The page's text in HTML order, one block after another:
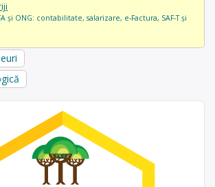
și ONG: contabilitate, salarizare, e-Factura, SAF-T și